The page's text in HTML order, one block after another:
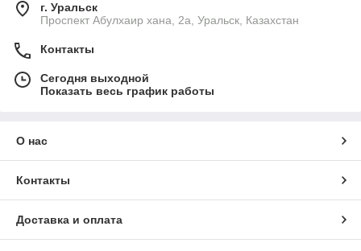
г. Уральск
Проспект Абулхаир хана, 2а, Уральск, Казахстан
Контакты
Сегодня выходной
Показать весь график работы
О нас
Контакты
Доставка и оплата